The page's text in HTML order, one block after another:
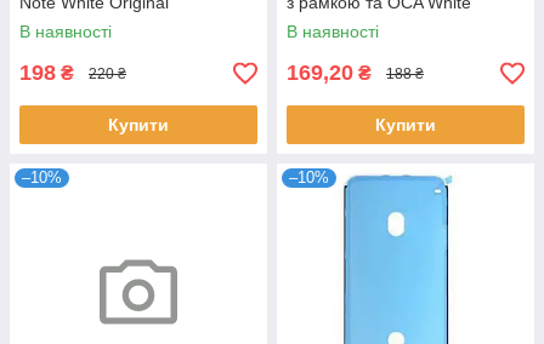
В наявності
198 ₴ 220 ₴
Купити
В наявності
169,20 ₴ 188 ₴
Купити
–10% –10%